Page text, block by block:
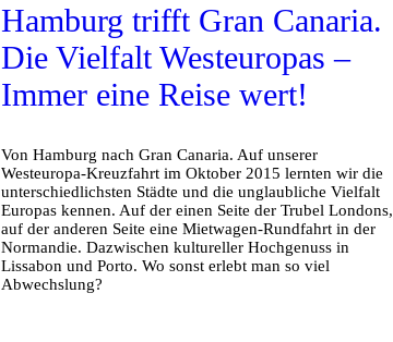
Hamburg trifft Gran Canaria.
Die Vielfalt Westeuropas –
Immer eine Reise wert!
Von Hamburg nach Gran Canaria. Auf unserer
Westeuropa-Kreuzfahrt im Oktober 2015 lernten wir die
unterschiedlichsten Städte und die unglaubliche Vielfalt
Europas kennen. Auf der einen Seite der Trubel Londons,
auf der anderen Seite eine Mietwagen-Rundfahrt in der
Normandie. Dazwischen kultureller Hochgenuss in
Lissabon und Porto. Wo sonst erlebt man so viel
Abwechslung?